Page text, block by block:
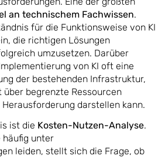
an technischem Fachwissen.
für die Funktionsweise von KI
die richtigen Lösungen
umzusetzen. Darüber
von KI oft eine
der bestehenden Infrastruktur,
über begrenzte Ressourcen
darstellen kann.
ist die Kosten-Nutzen-Analyse.
häufig unter
leiden, stellt sich die Frage, ob